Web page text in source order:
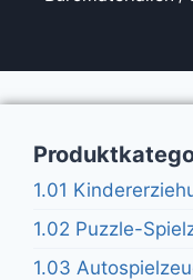
1.01
1.02 Puzzle-
1.03